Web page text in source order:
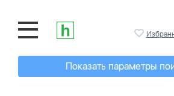
Показать параметры